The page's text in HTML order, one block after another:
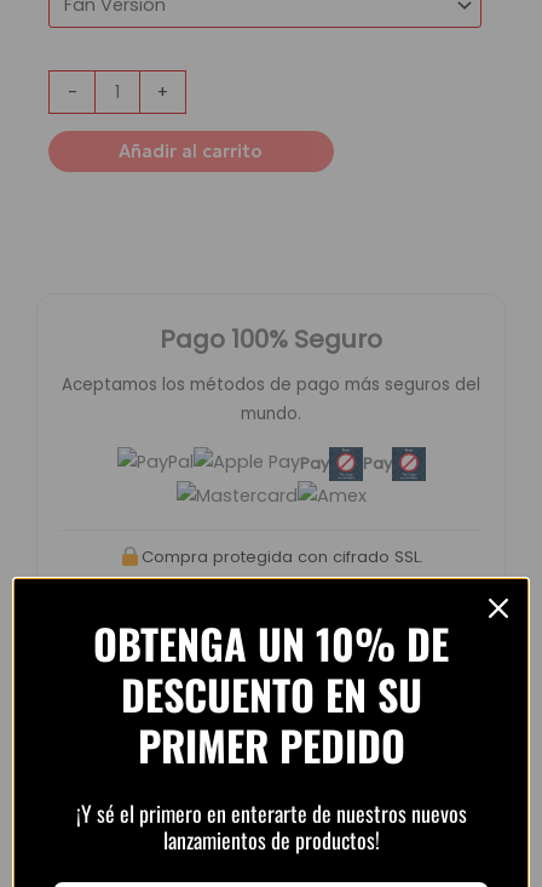
- +
Añadir al carrito
Pago 100% Seguro
Aceptamos los métodos de pago más seguros del
mundo.
Pay Pay
Compra protegida con cifrado SSL.
Opiniones de clientes –
PlayFutbol
opiniones
OBTENGA UN 10% DE
DESCUENTO EN SU
PRIMER PEDIDO
¡Y sé el primero en enterarte de nuestros nuevos
lanzamientos de productos!